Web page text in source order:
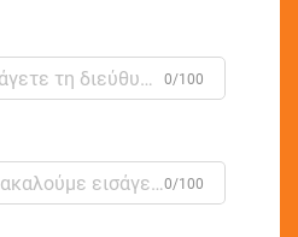
0/100
0/100